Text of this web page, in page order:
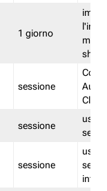
1 giorno
shp
sessione
sessione
sessione